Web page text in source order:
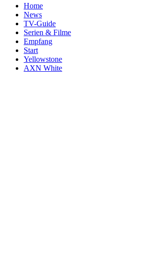
Home
News
TV-Guide
Serien & Filme
Empfang
Start
Yellowstone
AXN White